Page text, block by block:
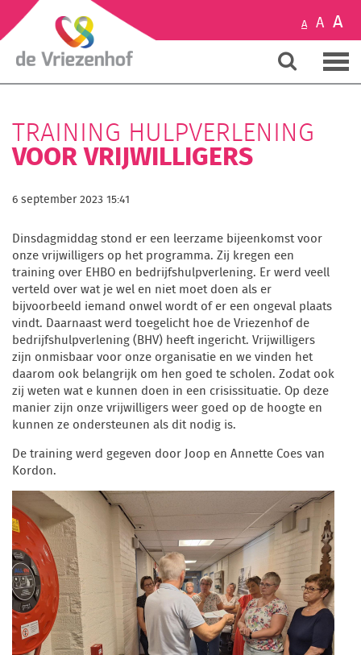
A A A
TRAINING HULPVERLENING
VOOR VRIJWILLIGERS
6 september 2023 15:41
Dinsdagmiddag stond er een leerzame bijeenkomst voor
onze vrijwilligers op het programma. Zij kregen een
training over EHBO en bedrijfshulpverlening. Er werd veell
verteld over wat je wel en niet moet doen als er
bijvoorbeeld iemand onwel wordt of er een ongeval plaats
vindt. Daarnaast werd toegelicht hoe de Vriezenhof de
bedrijfshulpverlening (BHV) heeft ingericht. Vrijwilligers
zijn onmisbaar voor onze organisatie en we vinden het
daarom ook belangrijk om hen goed te scholen. Zodat ook
zij weten wat e kunnen doen in een crisissituatie. Op deze
manier zijn onze vrijwilligers weer goed op de hoogte en
kunnen ze ondersteunen als dit nodig is.
De training werd gegeven door Joop en Annette Coes van
Kordon.